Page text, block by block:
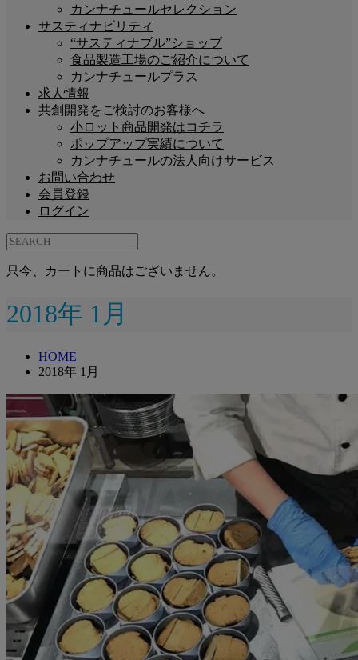
カンナチュールセレクション
サスティナビリティ
“サスティナブル”ショップ
食品製造工場のご紹介について
カンナチュールプラス
求人情報
共創開発をご検討のお客様へ
小ロット商品開発はコチラ
ポップアップ実績について
カンナチュールの法人向けサービス
お問い合わせ
会員登録
ログイン
只今、カートに商品はございません。
2018年 1月
HOME
2018年 1月